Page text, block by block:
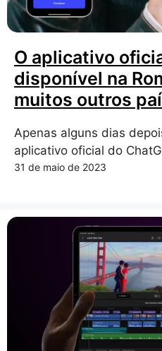
O aplicativo
disponível na
muitos outros
Apenas alguns dias
aplicativo oficial do
31 de maio de 2023